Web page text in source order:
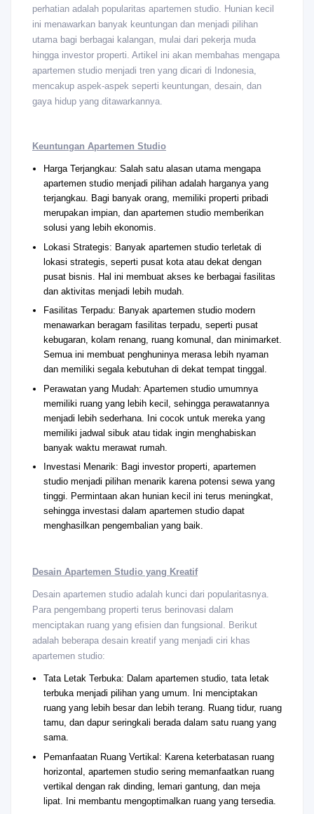
perhatian adalah popularitas apartemen studio. Hunian kecil
ini menawarkan banyak keuntungan dan menjadi pilihan
utama bagi berbagai kalangan, mulai dari pekerja muda
hingga investor properti. Artikel ini akan membahas mengapa
apartemen studio menjadi tren yang dicari di Indonesia,
mencakup aspek-aspek seperti keuntungan, desain, dan
gaya hidup yang ditawarkannya.
Keuntungan Apartemen Studio
Harga Terjangkau: Salah satu alasan utama mengapa
apartemen studio menjadi pilihan adalah harganya yang
terjangkau. Bagi banyak orang, memiliki properti pribadi
merupakan impian, dan apartemen studio memberikan
solusi yang lebih ekonomis.
Lokasi Strategis: Banyak apartemen studio terletak di
lokasi strategis, seperti pusat kota atau dekat dengan
pusat bisnis. Hal ini membuat akses ke berbagai fasilitas
dan aktivitas menjadi lebih mudah.
Fasilitas Terpadu: Banyak apartemen studio modern
menawarkan beragam fasilitas terpadu, seperti pusat
kebugaran, kolam renang, ruang komunal, dan minimarket.
Semua ini membuat penghuninya merasa lebih nyaman
dan memiliki segala kebutuhan di dekat tempat tinggal.
Perawatan yang Mudah: Apartemen studio umumnya
memiliki ruang yang lebih kecil, sehingga perawatannya
menjadi lebih sederhana. Ini cocok untuk mereka yang
memiliki jadwal sibuk atau tidak ingin menghabiskan
banyak waktu merawat rumah.
Investasi Menarik: Bagi investor properti, apartemen
studio menjadi pilihan menarik karena potensi sewa yang
tinggi. Permintaan akan hunian kecil ini terus meningkat,
sehingga investasi dalam apartemen studio dapat
menghasilkan pengembalian yang baik.
Desain Apartemen Studio yang Kreatif
Desain apartemen studio adalah kunci dari popularitasnya.
Para pengembang properti terus berinovasi dalam
menciptakan ruang yang efisien dan fungsional. Berikut
adalah beberapa desain kreatif yang menjadi ciri khas
apartemen studio:
Tata Letak Terbuka: Dalam apartemen studio, tata letak
terbuka menjadi pilihan yang umum. Ini menciptakan
ruang yang lebih besar dan lebih terang. Ruang tidur, ruang
tamu, dan dapur seringkali berada dalam satu ruang yang
sama.
Pemanfaatan Ruang Vertikal: Karena keterbatasan ruang
horizontal, apartemen studio sering memanfaatkan ruang
vertikal dengan rak dinding, lemari gantung, dan meja
lipat. Ini membantu mengoptimalkan ruang yang tersedia.